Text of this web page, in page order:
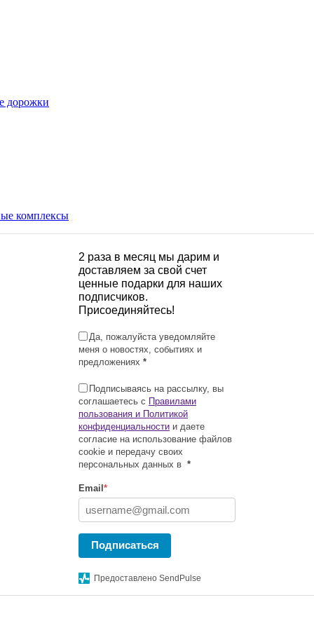
дорожки
комплексы
2 раза в месяц мы дарим и
доставляем за свой счет
ценные подарки для наших
подписчиков.
Присоединяйтесь!
Да, пожалуйста уведомляйте
меня о новостях, событиях и
предложениях *
Подписываясь на рассылку, вы
соглашаетесь с Правилами
пользования и Политикой
конфиденциальности и даете
согласие на использование файлов
cookie и передачу своих
персональных данных в *
Email *
Подписаться
Предоставлено SendPulse